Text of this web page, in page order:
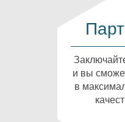
и вы
в